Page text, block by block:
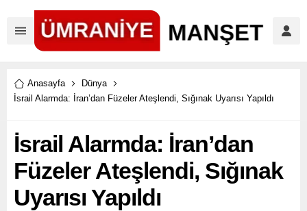
Anasayfa
Dünya
İsrail Alarmda: İran’dan Füzeler Ateşlendi, Sığınak Uyarısı Yapıldı
İsrail Alarmda: İran’dan
Füzeler Ateşlendi, Sığınak
Uyarısı Yapıldı